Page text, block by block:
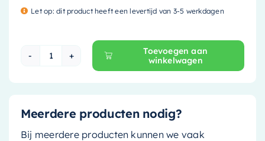
Let op: dit product heeft een levertijd van 3-5 werkdagen
Mondiaz Spiegelkast Cubb - 150cm - talc (mat
Toevoegen aan
winkelwagen
Meerdere producten nodig?
Bij meerdere producten kunnen we vaak